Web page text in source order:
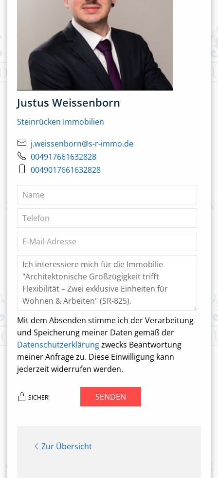
Justus Weissenborn
Steinrücken Immobilien
j.weissenborn@s-r-immo.de
004917661632828
0049017661632828
Mit dem Absenden stimme ich der Verarbeitung
und Speicherung meiner Daten gemäß der
Datenschutzerklärungzwecks Beantwortung
meiner Anfrage zu. Diese Einwilligung kann
jederzeit widerrufen werden.
SICHER! SENDEN
Zur Übersicht